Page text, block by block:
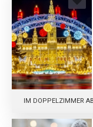
IM DOPPELZIMMER